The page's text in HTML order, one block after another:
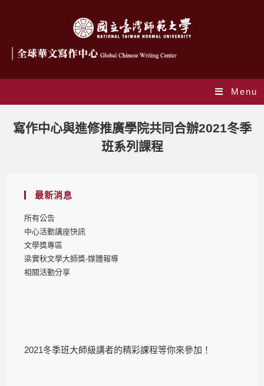
Menu
寫作中心與進修推廣學院共同合辦2021冬季
班系列課程
最新消息
所有公告
中心活動講座快訊
文學獎專區
梁實秋文學大師獎-媒體報導
相關活動分享
2021冬季班大師級講者的精彩課程等你來參加！